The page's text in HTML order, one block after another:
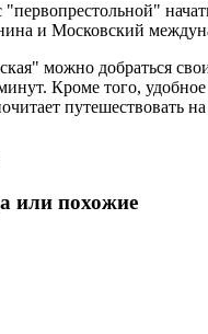
"первопрестольной"
и Московский
можно добраться
Кроме того,
путешествовать
или похожие